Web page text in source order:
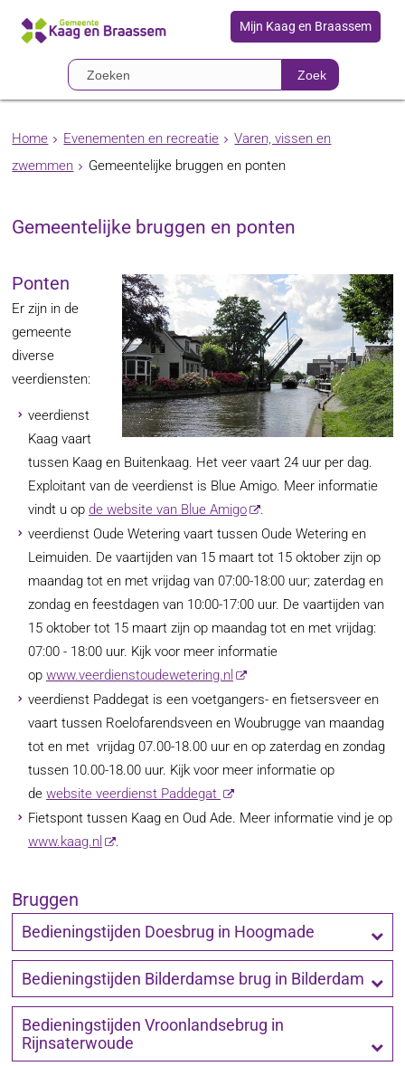
Mijn Kaag en Braassem
Zoek
Home Evenementen en recreatie
Varen, vissen en
zwemmen
Gemeentelijke bruggen en ponten
Gemeentelijke bruggen en ponten
Ponten
Er zijn in de
gemeente
diverse
veerdiensten:
veerdienst
Kaag vaart
tussen Kaag en Buitenkaag. Het veer vaart 24 uur per dag.
Exploitant van de veerdienst is Blue Amigo. Meer informatie
vindt u op de website van Blue Amigo
.
veerdienst Oude Wetering vaart tussen Oude Wetering en
Leimuiden. De vaartijden van 15 maart tot 15 oktober zijn op
maandag tot en met vrijdag van 07:00-18:00 uur; zaterdag en
zondag en feestdagen van 10:00-17:00 uur. De vaartijden van
15 oktober tot 15 maart zijn op maandag tot en met vrijdag:
07:00 - 18:00 uur. Kijk voor meer informatie
op www.veerdienstoudewetering.nl
veerdienst Paddegat is een voetgangers- en fietsersveer en
vaart tussen Roelofarendsveen en Woubrugge van maandag
tot en met vrijdag 07.00-18.00 uur en op zaterdag en zondag
tussen 10.00-18.00 uur. Kijk voor meer informatie op
de website veerdienst Paddegat
Fietspont tussen Kaag en Oud Ade. Meer informatie vind je op
www.kaag.nl
.
Bruggen
Bedieningstijden Doesbrug in Hoogmade
Bedieningstijden Bilderdamse brug in Bilderdam
Bedieningstijden Vroonlandsebrug in
Rijnsaterwoude